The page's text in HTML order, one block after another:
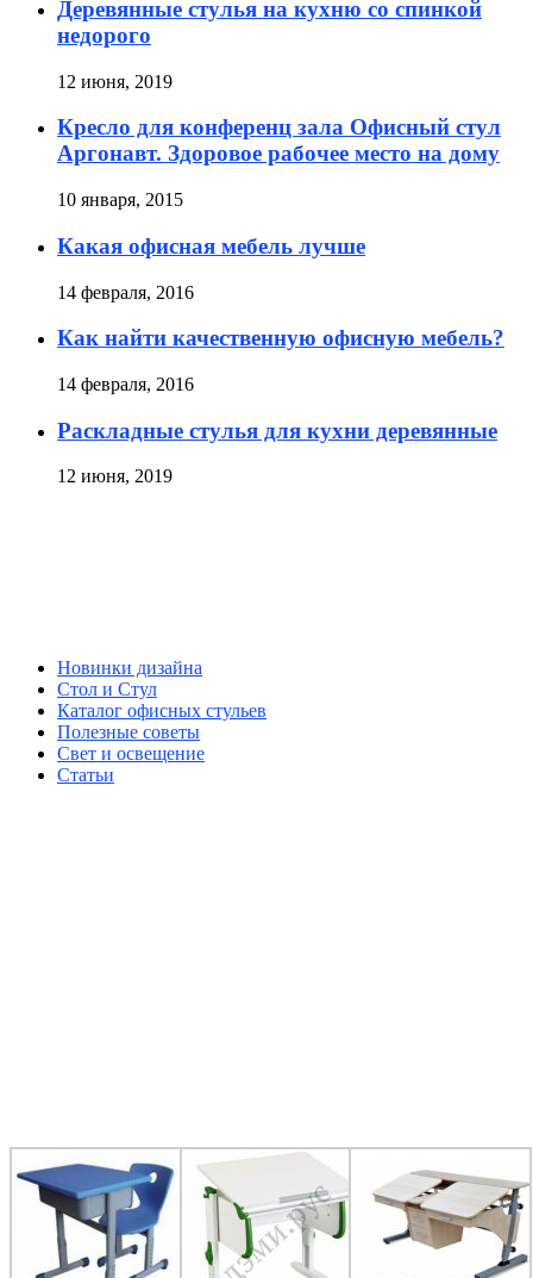
Деревянные стулья на кухню со спинкой
недорого
12 июня, 2019
Кресло для конференц зала Офисный стул
Аргонавт. Здоровое рабочее место на дому
10 января, 2015
Какая офисная мебель лучше
14 февраля, 2016
Как найти качественную офисную мебель?
14 февраля, 2016
Раскладные стулья для кухни деревянные
12 июня, 2019
Новинки дизайна
Стол и Стул
Каталог офисных стульев
Полезные советы
Свет и освещение
Статьи